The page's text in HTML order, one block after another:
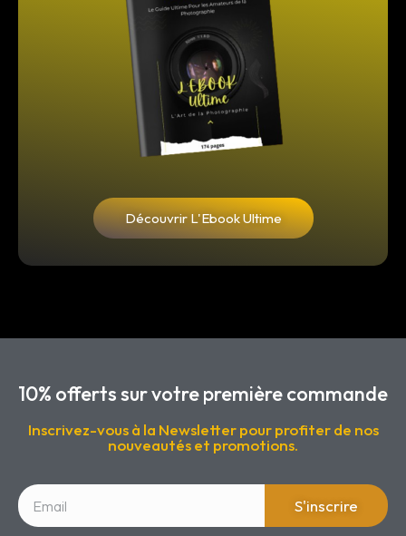
Découvrir L'Ebook Ultime
10% offerts sur votre première commande
Inscrivez-vous à la Newsletter pour profiter de nos
nouveautés et promotions.
S'inscrire